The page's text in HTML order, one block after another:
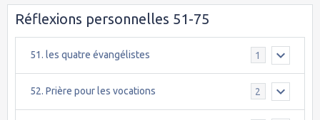
Réflexions personnelles 51-75
51. les quatre évangélistes 1
52. Prière pour les vocations 2